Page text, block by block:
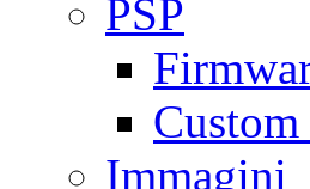
PSP
Immagini